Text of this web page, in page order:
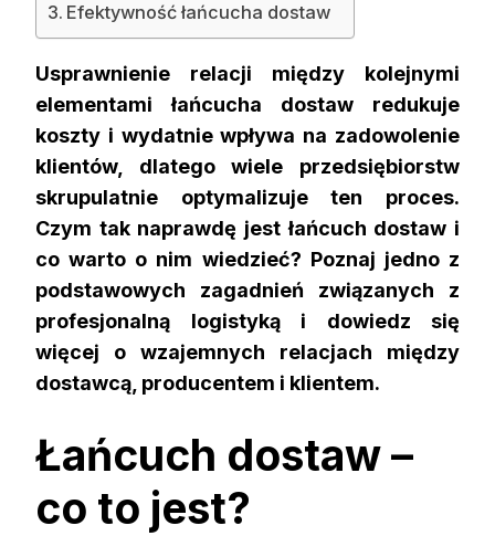
Efektywność łańcucha dostaw
Usprawnienie relacji między kolejnymi
elementami łańcucha dostaw redukuje
koszty i wydatnie wpływa na zadowolenie
klientów, dlatego wiele przedsiębiorstw
skrupulatnie optymalizuje ten proces.
Czym tak naprawdę jest łańcuch dostaw i
co warto o nim wiedzieć? Poznaj jedno z
podstawowych zagadnień związanych z
profesjonalną logistyką i dowiedz się
więcej o wzajemnych relacjach między
dostawcą, producentem i klientem.
Łańcuch dostaw –
co to jest?